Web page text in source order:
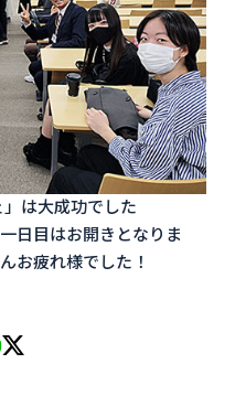
」は大成功でした
日目はお開きとなりま
お疲れ様でした！